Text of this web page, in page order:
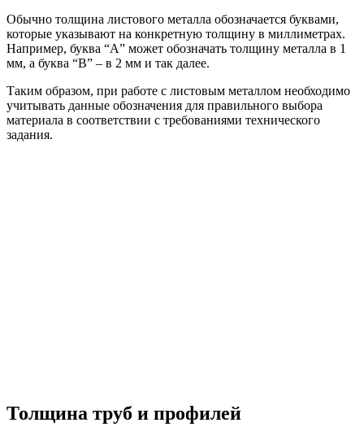
Обычно толщина листового металла обозначается буквами,
которые указывают на конкретную толщину в миллиметрах.
Например, буква “А” может обозначать толщину металла в 1
мм, а буква “B” – в 2 мм и так далее.
Таким образом, при работе с листовым металлом необходимо
учитывать данные обозначения для правильного выбора
материала в соответствии с требованиями технического
задания.
Толщина труб и профилей